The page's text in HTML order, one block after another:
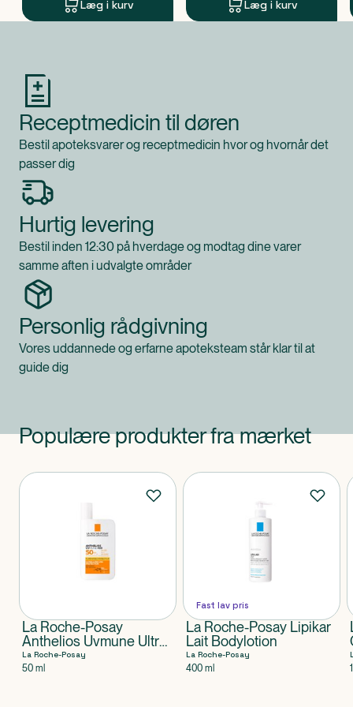
FRAGRANCELæg i kurv Læg i kurv
Receptmedicin til døren
Bestil apoteksvarer og receptmedicin hvor og hvornår det
passer dig
Hurtig levering
Bestil inden 12:30 på hverdage og modtag dine varer
samme aften i udvalgte områder
Personlig rådgivning
Vores uddannede og erfarne apoteksteam står klar til at
guide dig
Populære produkter fra mærket
Produkter
La Roche-Posay
Anthelios Uvmune Ultra
Light SPF50+
La Roche-Posay
50 ml
Fast lav pris
La Roche-Posay Lipikar
Lait Bodylotion
La Roche-Posay
400 ml